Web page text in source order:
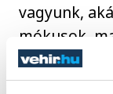
vagyunk,
mókusok,